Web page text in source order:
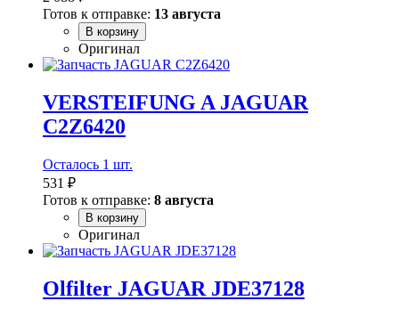
Готов к отправке: 13 августа
В корзину
Оригинал
VERSTEIFUNG A JAGUAR
C2Z6420
Осталось 1 шт.
531 ₽
Готов к отправке: 8 августа
В корзину
Оригинал
Olfilter JAGUAR JDE37128